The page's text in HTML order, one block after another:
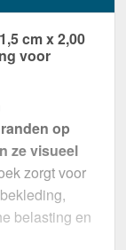
cm x 2,00
voor
op
ze visueel
zorgt voor
belasting en